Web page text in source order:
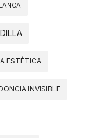
ESTÉTICA
INVISIBLE